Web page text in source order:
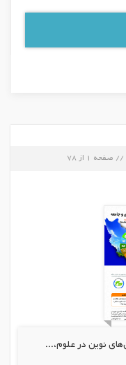
// صفحه 1 از 78
نوین در علوم،...